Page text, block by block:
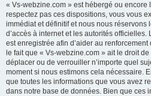
« Vs-webzine.com » est hébergé ou encore
respectez pas ces dispositions, vous vous
immédiat et définitif et nous nous réservons
d’accès à internet et les autorités officielles.
est enregistrée afin d’aider au
le fait que « Vs-webzine.com » ait le droit
déplacer ou de verrouiller n’importe quel
moment si nous estimons cela nécessaire.
que toutes les informations que vous avez
dans notre base de données. Bien que ces